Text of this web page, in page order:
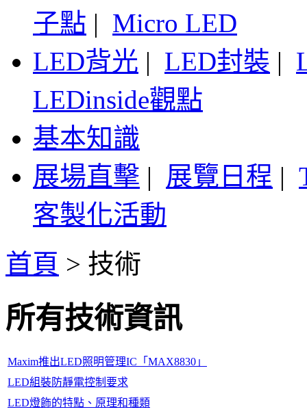
子點 | Micro LED
LED背光 | LED封裝 |
LEDinside觀點
基本知識
展場直擊 | 展覽日程 |
客製化活動
首頁 > 技術
所有技術資訊
Maxim推出LED照明管理IC「MAX8830」
LED組裝防靜電控制要求
LED燈飾的特點、原理和種類